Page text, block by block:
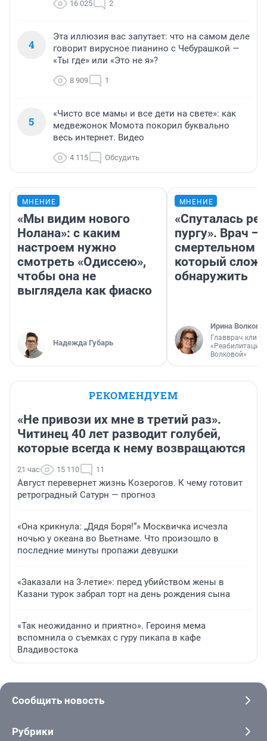
16 025 2
4
Эта иллюзия вас запутает: что на самом деле
говорит вирусное пианино с Чебурашкой —
«Ты где» или «Это не я»?
8 909 1
5
«Чисто все мамы и все дети на свете»: как
медвежонок Момота покорил буквально
весь интернет. Видео
4 115 Обсудить
МНЕНИЕ
«Мы видим нового
Нолана»: с каким
настроем нужно
смотреть «Одиссею»,
чтобы она не
выглядела как фиаско
Надежда Губарь
МНЕНИЕ
«Спуталась
пургу». Врач —
смертельном
который
обнаружить
Ирина Волкова
Главврач
«Реабилитация
Волковой»
РЕКОМЕНДУЕМ
«Не привози их мне в третий раз».
Читинец 40 лет разводит голубей,
которые всегда к нему возвращаются
21 час 15 110 11
Август перевернет жизнь Козерогов. К чему готовит
ретроградный Сатурн — прогноз
«Она крикнула: „Дядя Боря!“» Москвичка исчезла
ночью у океана во Вьетнаме. Что произошло в
последние минуты пропажи девушки
«Заказали на 3-летие»: перед убийством жены в
Казани турок забрал торт на день рождения сына
«Так неожиданно и приятно». Героиня мема
вспомнила о съемках с гуру пикапа в кафе
Владивостока
Сообщить новость
Рубрики